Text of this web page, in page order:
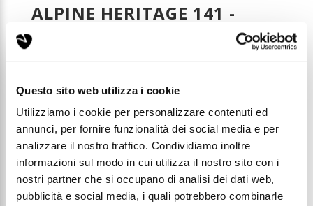
Questo sito web utilizza i cookie
Utilizziamo i cookie per personalizzare contenuti ed
annunci, per fornire funzionalità dei social media e per
analizzare il nostro traffico. Condividiamo inoltre
informazioni sul modo in cui utilizza il nostro sito con i
nostri partner che si occupano di analisi dei dati web,
pubblicità e social media, i quali potrebbero combinarle
ALPINE HERITAGE 141 -
PROFUMO UNISEX 100ML
ELIXIR
Codice: C141
Prezzo di listino:
€ 50,00
Condividi questo articolo sui social